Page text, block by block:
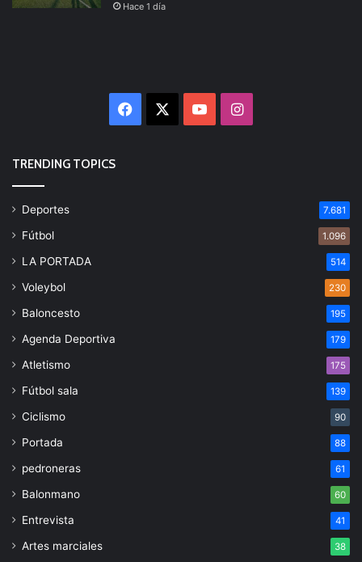
Hace 1 día
Facebook YouTubeInstagram
TRENDING TOPICS
Deportes 7.681
Fútbol 1.096
LA PORTADA 514
Voleybol 230
Baloncesto 195
Agenda Deportiva 179
Atletismo 175
Fútbol sala 139
Ciclismo 90
Portada 88
pedroneras 61
Balonmano 60
Entrevista 41
Artes marciales 38